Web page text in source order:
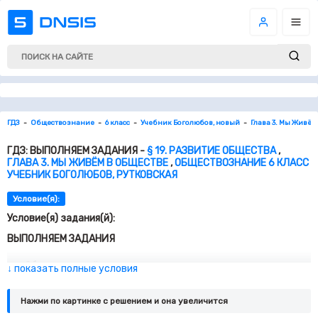
ГДЗ Обществознание 6 класс Учебник Боголюбов, новый Глава 3. Мы
ГДЗ: ВЫПОЛНЯЕМ ЗАДАНИЯ -§ 19. РАЗВИТИЕ ОБЩЕСТВА,
ГЛАВА 3. МЫ ЖИВЁМ В ОБЩЕСТВЕ,ОБЩЕСТВОЗНАНИЕ 6 КЛАСС
УЧЕБНИК БОГОЛЮБОВ, РУТКОВСКАЯ
Условие(я):
Условие(я) задания(й):
ВЫПОЛНЯЕМ ЗАДАНИЯ
Общественный прогресс противоречив: продвижение в
какой-либо сфере может приводить не только к
Завершите заполнение представленной ниже таблицы,
↓ показать полные условия
Нажми по картинке c решением и она увеличится